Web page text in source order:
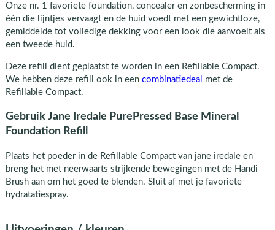
Onze nr. 1 favoriete foundation, concealer en zonbescherming in
één die lijntjes vervaagt en de huid voedt met een gewichtloze,
gemiddelde tot volledige dekking voor een look die aanvoelt als
een tweede huid.
Deze refill dient geplaatst te worden in een Refillable Compact.
We hebben deze refill ook in een combinatiedeal met de
Refillable Compact.
Gebruik Jane Iredale PurePressed Base Mineral
Foundation Refill
Plaats het poeder in de Refillable Compact van jane iredale en
breng het met neerwaarts strijkende bewegingen met de Handi
Brush aan om het goed te blenden. Sluit af met je favoriete
hydratatiespray.